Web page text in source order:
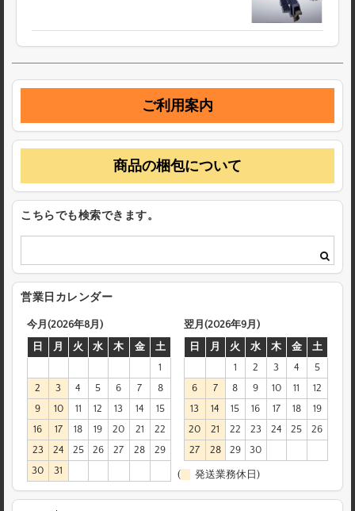
ご利用案内
商品の梱包について
こちらでも検索できます。
営業日カレンダー
今月(2026年8月)
日
月 火 水 木 金
土
1
2
3 4 5 6 7
8
9
10 11 12 13 14
15
16
17 18 19 20 21
22
23
24 25 26 27 28
29
30
31
翌月(2026年9月)
日
月 火 水 木 金
土
1
2 3 4
5
6
7 8 9 10 11
12
13
14 15 16 17 18
19
20
21 22 23 24 25
26
27
28 29 30
( 発送業務休日)